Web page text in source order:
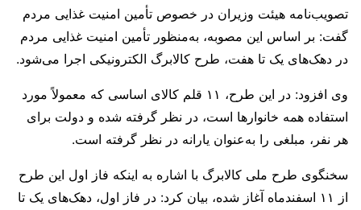
تصویب‌نامه هیئت وزیران در خصوص تأمین امنیت غذایی مردم
گفت: بر اساس این مصوبه، به‌منظور تأمین امنیت غذایی مردم
در دهک‌های یک تا هفت، طرح کالابرگ الکترونیکی اجرا می‌شود.
وی افزود: در این طرح، ۱۱ قلم کالای اساسی که معمولاً مورد
استفاده همه خانوارها است، در نظر گرفته شده و دولت برای
هر نفر، مبلغی را به‌عنوان یارانه در نظر گرفته است.
سخنگوی طرح ملی کالابرگ با اشاره به اینکه فاز اول این طرح
از ۱۱ اسفندماه آغاز شده، بیان کرد: در فاز اول، دهک‌های یک تا